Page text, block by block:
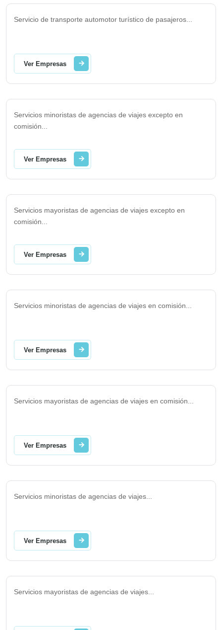
Servicio de transporte automotor turístico de pasajeros
Ver Empresas
Servicios minoristas de agencias de viajes excepto en
comisión
Ver Empresas
Servicios mayoristas de agencias de viajes excepto en
comisión
Ver Empresas
Servicios minoristas de agencias de viajes en comisión
Ver Empresas
Servicios mayoristas de agencias de viajes en comisión
Ver Empresas
Servicios minoristas de agencias de viajes
Ver Empresas
Servicios mayoristas de agencias de viajes